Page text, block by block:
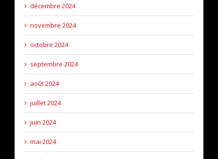
décembre 2024
novembre 2024
octobre 2024
septembre 2024
août 2024
juillet 2024
juin 2024
mai 2024